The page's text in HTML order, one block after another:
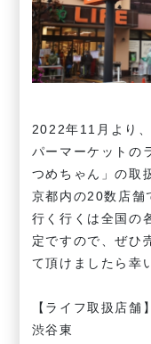
2022年11月より
パーマーケットの
つめちゃん」の取
京都内の20数店舗
行く行くは全国の
定ですので、ぜひ
て頂けましたら幸
【ライフ取扱店
渋谷東